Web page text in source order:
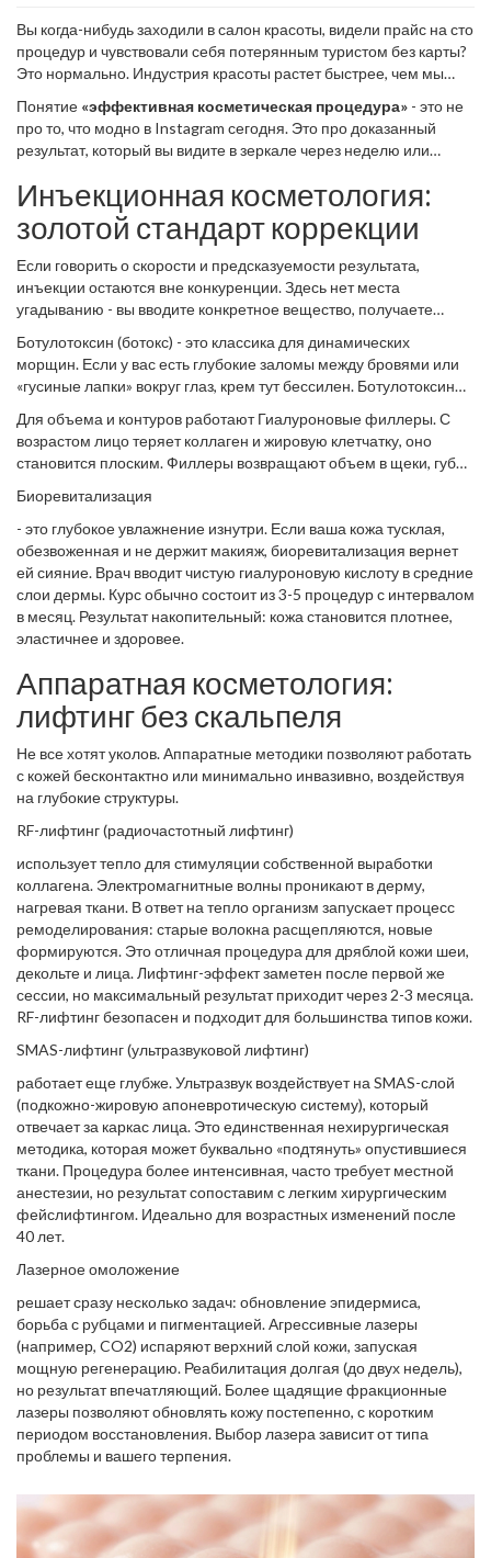
Вы когда-нибудь заходили в салон красоты, видели прайс на сто
процедур и чувствовали себя потерянным туристом без карты?
Это нормально. Индустрия красоты растет быстрее, чем мы
маркетинговый шум, остается простой вопрос: что реально
работает, а что просто берет деньги за «ощущение ухода»?
Понятие «эффективная косметическая процедура» - это не
про то, что модно в Instagram сегодня. Это про доказанный
результат, который вы видите в зеркале через неделю или
морщины, осветлить пигментацию, подтянуть овал лица или
спасти сухую кожу. В этой статье мы разберем реальный топ
процедур 2026 года, основываясь на клинической практике и
отзывах пациентов, которые уже прошли этот путь.
Инъекционная косметология:
золотой стандарт коррекции
Если говорить о скорости и предсказуемости результата,
инъекции остаются вне конкуренции. Здесь нет места
угадыванию - вы вводите конкретное вещество, получаете
Ботулотоксин (ботокс) - это классика для динамических
морщин. Если у вас есть глубокие заломы между бровями или
«гусиные лапки» вокруг глаз, крем тут бессилен. Ботулотоксин
и кожа разглаживается. Эффект виден уже через 3-7 дней и
держится 4-6 месяцев. Главное правило: доверять только
врачу, который понимает анатомию лица, иначе вместо
естественного вида получите «маску».
Для объема и контуров работаютГиалуроновые филлеры. С
возрастом лицо теряет коллаген и жировую клетчатку, оно
становится плоским. Филлеры возвращают объем в щеки, губы
стабилизированной гиалуроновой кислоты интегрируются в
ткани мягко и естественно. Важно помнить: лучше недоложить,
чем переложить. Естественность сейчас ценится выше, чем
идеальная скульптурность.
Биоревитализация
- это глубокое увлажнение изнутри. Если ваша кожа тусклая,
обезвоженная и не держит макияж, биоревитализация вернет
ей сияние. Врач вводит чистую гиалуроновую кислоту в средние
слои дермы. Курс обычно состоит из 3-5 процедур с интервалом
в месяц. Результат накопительный: кожа становится плотнее,
эластичнее и здоровее.
Аппаратная косметология:
лифтинг без скальпеля
Не все хотят уколов. Аппаратные методики позволяют работать
с кожей бесконтактно или минимально инвазивно, воздействуя
на глубокие структуры.
RF-лифтинг (радиочастотный лифтинг)
использует тепло для стимуляции собственной выработки
коллагена. Электромагнитные волны проникают в дерму,
нагревая ткани. В ответ на тепло организм запускает процесс
ремоделирования: старые волокна расщепляются, новые
формируются. Это отличная процедура для дряблой кожи шеи,
декольте и лица. Лифтинг-эффект заметен после первой же
сессии, но максимальный результат приходит через 2-3 месяца.
RF-лифтинг безопасен и подходит для большинства типов кожи.
SMAS-лифтинг (ультразвуковой лифтинг)
работает еще глубже. Ультразвук воздействует на SMAS-слой
(подкожно-жировую апоневротическую систему), который
отвечает за каркас лица. Это единственная нехирургическая
методика, которая может буквально «подтянуть» опустившиеся
ткани. Процедура более интенсивная, часто требует местной
анестезии, но результат сопоставим с легким хирургическим
фейслифтингом. Идеально для возрастных изменений после
40 лет.
Лазерное омоложение
решает сразу несколько задач: обновление эпидермиса,
борьба с рубцами и пигментацией. Агрессивные лазеры
(например, CO2) испаряют верхний слой кожи, запуская
мощную регенерацию. Реабилитация долгая (до двух недель),
но результат впечатляющий. Более щадящие фракционные
лазеры позволяют обновлять кожу постепенно, с коротким
периодом восстановления. Выбор лазера зависит от типа
проблемы и вашего терпения.